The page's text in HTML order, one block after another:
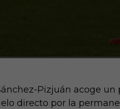
Pizjuán acoge
directo por la